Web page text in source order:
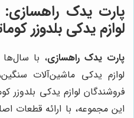
پارت یدک راهسازی:
لوازم یدکی بلدوزر
پارت یدک راهسازی، با
لوازم یدکی ماشین‌آلات
فروشندگان لوازم یدکی بلدوزر
این مجموعه، با ارائه قطعات